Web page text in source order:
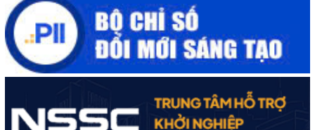
Cuộc thi trực tuyến tìm hiểu “50 năm Chiến thắng Buôn Ma
Thuột, giải phóng tỉnh Đắk Lắk (10/3/1975 - 10/3/2025)"